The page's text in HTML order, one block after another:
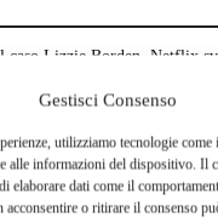
Gestisci Consenso
utilizziamo tecnologie come
alle informazioni del dispositivo. Il
elaborare dati come il
o ritirare il consenso
caso Lizzie Borden, Netflix
sulla nuova stagione
torna a dare segnali di vita |
manca per far partire il
le uscite di agosto 2026 |